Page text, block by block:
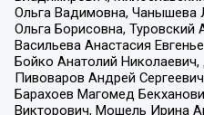
Ольга Вадимовна, Чанышева
Ольга Борисовна, Туровский
Васильева Анастасия
Бойко Анатолий Николаевич,
Пивоваров Андрей
Барахоев Магомед
Викторович, Мошель Ирина